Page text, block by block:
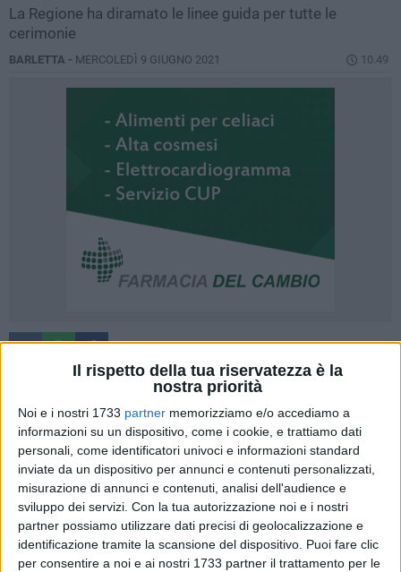
Il rispetto della tua riservatezza è la
nostra priorità
Noi e i nostri 1733 partner memorizziamo e/o accediamo a
informazioni su un dispositivo, come i cookie, e trattiamo dati
personali, come identificatori univoci e informazioni standard
inviate da un dispositivo per annunci e contenuti personalizzati,
misurazione di annunci e contenuti, analisi dell'audience e
sviluppo dei servizi. Con la tua autorizzazione noi e i nostri
partner possiamo utilizzare dati precisi di geolocalizzazione e
identificazione tramite la scansione del dispositivo. Puoi fare clic
per consentire a noi e ai nostri 1733 partner il trattamento per le
La Regione ha diramato le linee guida per tutte le
cerimonie
BARLETTA - MERCOLEDÌ 9 GIUGNO 2021 10.49
Martedì 15 giugno ripartono le feste conseguenti a cerimonie
civili o religiose, tra cui i matrimoni.
Le linee guida per lo svolgimento delle cerimonie in
sicurezza, definite dall'ordinanza del Ministero della Salute
del 29 maggio 2021 e riassunte da Assoeventi -
Confindustria, riguardano in particolare: